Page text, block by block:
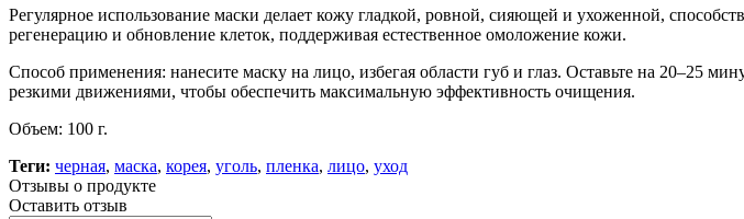
Регулярное использование маски делает кожу гладкой, ровной, сияющей и ухоженной,
регенерацию и обновление клеток, поддерживая естественное омоложение кожи.
Способ применения: нанесите маску на лицо, избегая области губ и глаз. Оставьте на 20–25
резкими движениями, чтобы обеспечить максимальную эффективность очищения.
Объем: 100 г.
Теги: черная, маска, корея, уголь, пленка, лицо, уход
Отзывы о продукте
Оставить отзыв